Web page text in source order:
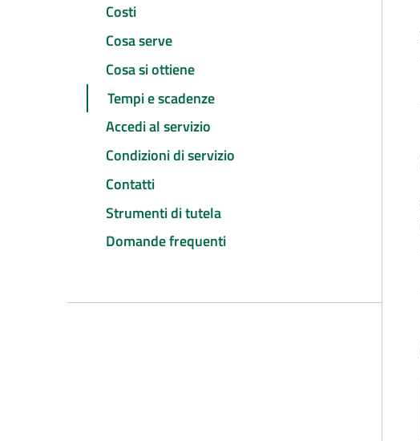
Costi
Cosa serve
Cosa si ottiene
Tempi e scadenze
Accedi al servizio
Condizioni di servizio
Contatti
Strumenti di tutela
Domande frequenti